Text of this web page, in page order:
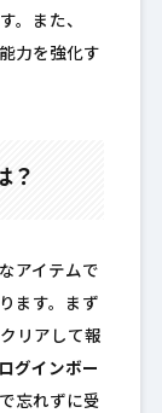
。また、
力を強化す
？
アイテムで
ます。まず
リアして報
ログインボー
忘れずに受